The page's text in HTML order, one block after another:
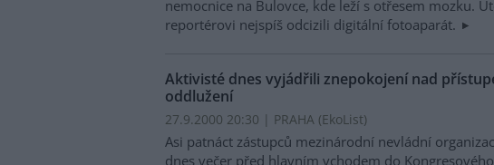
nemocnice na Bulovce, kde leží s otřesem mozku.
reportérovi nejspíš odcizili digitální fotoaparát.
Aktivisté dnes vyjádřili znepokojení nad
oddlužení
27.9.2000 20:30 | PRAHA (EkoList)
Asi patnáct zástupců mezinárodní nevládní
dnes večer před hlavním vchodem do